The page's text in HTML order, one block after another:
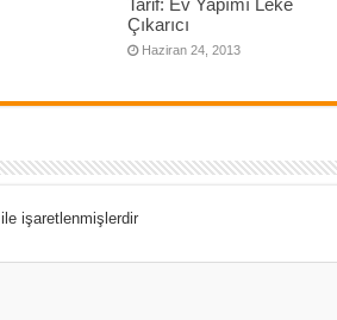
Çıkarıcı
Haziran 24, 2013
ile işaretlenmişlerdir